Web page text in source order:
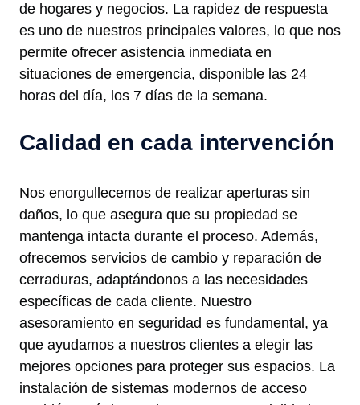
de hogares y negocios. La rapidez de respuesta
es uno de nuestros principales valores, lo que nos
permite ofrecer asistencia inmediata en
situaciones de emergencia, disponible las 24
horas del día, los 7 días de la semana.
Calidad en cada intervención
Nos enorgullecemos de realizar aperturas sin
daños, lo que asegura que su propiedad se
mantenga intacta durante el proceso. Además,
ofrecemos servicios de cambio y reparación de
cerraduras, adaptándonos a las necesidades
específicas de cada cliente. Nuestro
asesoramiento en seguridad es fundamental, ya
que ayudamos a nuestros clientes a elegir las
mejores opciones para proteger sus espacios. La
instalación de sistemas modernos de acceso